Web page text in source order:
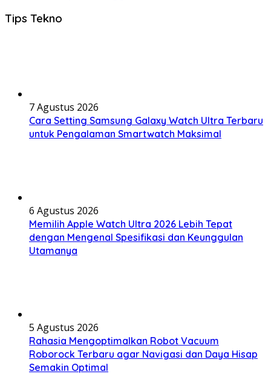
Tips Tekno
7 Agustus 2026
Cara Setting Samsung Galaxy Watch Ultra Terbaru
untuk Pengalaman Smartwatch Maksimal
6 Agustus 2026
Memilih Apple Watch Ultra 2026 Lebih Tepat
dengan Mengenal Spesifikasi dan Keunggulan
Utamanya
5 Agustus 2026
Rahasia Mengoptimalkan Robot Vacuum
Roborock Terbaru agar Navigasi dan Daya Hisap
Semakin Optimal